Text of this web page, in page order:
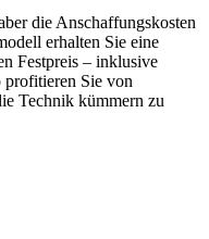
die Anschaffungskosten
erhalten Sie eine
Festpreis – inklusive
profitieren Sie von
Technik kümmern zu